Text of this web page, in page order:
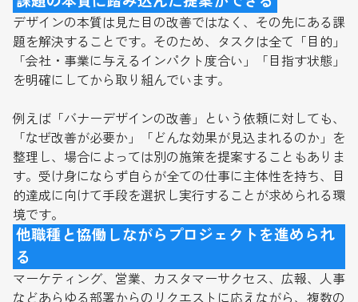
デザインの本質は見た目の改善ではなく、その先にある課
題を解決することです。そのため、タスクは全て「目的」
「会社・事業に与えるインパクト度合い」「目指す状態」
を明確にしてから取り組んでいます。
例えば「バナーデザインの改善」という依頼に対しても、
「なぜ改善が必要か」「どんな効果が見込まれるのか」を
整理し、場合によっては別の施策を提案することもありま
す。受け身にならず自らが全ての仕事に主体性を持ち、目
的達成に向けて手段を選択し実行することが求められる環
境です。
他職種と協働しながらプロジェクトを進められ
る
マーケティング、営業、カスタマーサクセス、広報、人事
などあらゆる部署からのリクエストに応えながら、複数の